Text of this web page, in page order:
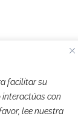
facilitar su
interactúas con
lee nuestra